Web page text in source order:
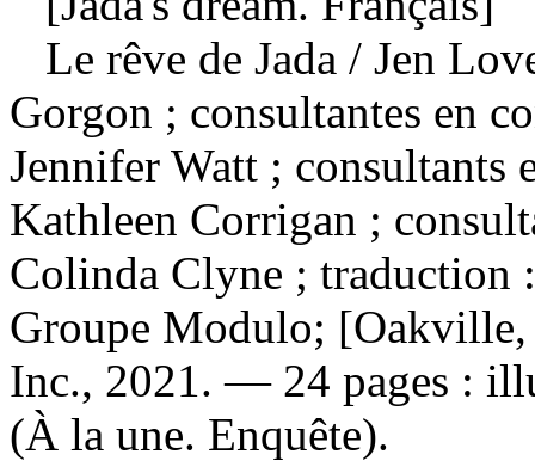
Le rêve de Jada / Jen
Gorgon ; consultantes en
Jennifer Watt ;
Kathleen Corrigan ;
Colinda Clyne ;
Groupe Modulo;
Inc., 2021. — 24 pages :
(À la une. Enquête).